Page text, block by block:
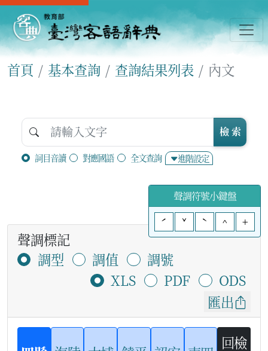
首頁 基本查詢 查詢結果列表 內文
詞目音讀 對應國語 全文查詢 進階設定
檢 索
聲調符號小鍵盤
ˊ
ˇ ˋ ^ +
聲調標記
調型
調值
調號
XLS
PDF
ODS
匯出
回檢